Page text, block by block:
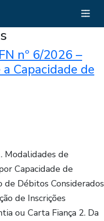
nº 6/2026 –
Capacidade de
Modalidades de
Capacidade de
de Débitos Considerados
de Inscrições
ou Carta Fiança 2. Da